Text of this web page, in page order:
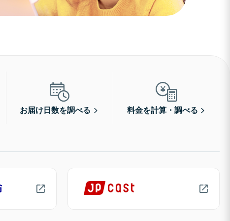
お届け日数を調べる 料金を計算・調べる